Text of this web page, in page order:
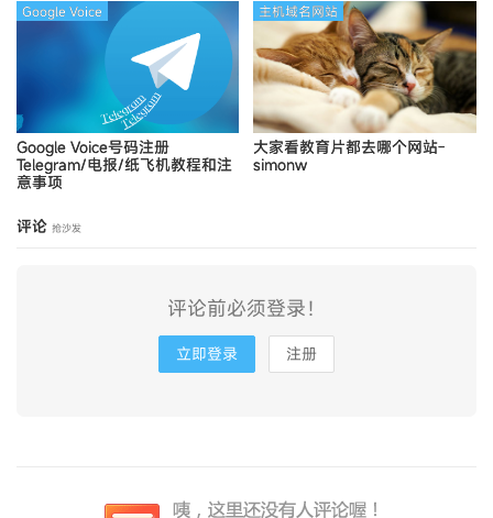
Google Voice号码注册
Telegram/电报/纸飞机教程和注
意事项
Google Voice
大家看教育片都去哪个网站-
simonw
主机域名网站
评论 抢沙发
评论前必须登录！
立即登录 注册